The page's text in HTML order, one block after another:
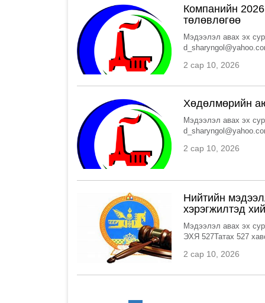
Компанийн
төлөвлөгөө
Мэдээлэл авах эх
2 сар 10, 2026
Хөдөлмөрийн
Мэдээлэл авах эх
2 сар 10, 2026
Нийтийн
хэрэгжилтэд
Мэдээлэл авах эх
ЭХЯ 527Татах 527
2 сар 10, 2026